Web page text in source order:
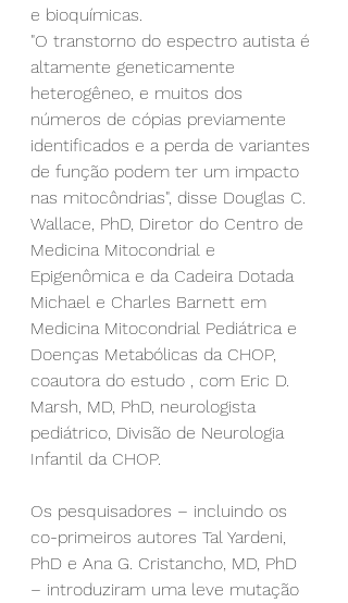
e bioquímicas.
"O transtorno do espectro autista é
altamente geneticamente
heterogêneo, e muitos dos
números de cópias previamente
identificados e a perda de variantes
de função podem ter um impacto
nas mitocôndrias", disse Douglas C.
Wallace, PhD, Diretor do Centro de
Medicina Mitocondrial e
Epigenômica e da Cadeira Dotada
Michael e Charles Barnett em
Medicina Mitocondrial Pediátrica e
Doenças Metabólicas da CHOP,
coautora do estudo , com Eric D.
Marsh, MD, PhD, neurologista
pediátrico, Divisão de Neurologia
Infantil da CHOP.
Os pesquisadores – incluindo os
co-primeiros autores Tal Yardeni,
PhD e Ana G. Cristancho, MD, PhD
– introduziram uma leve mutação